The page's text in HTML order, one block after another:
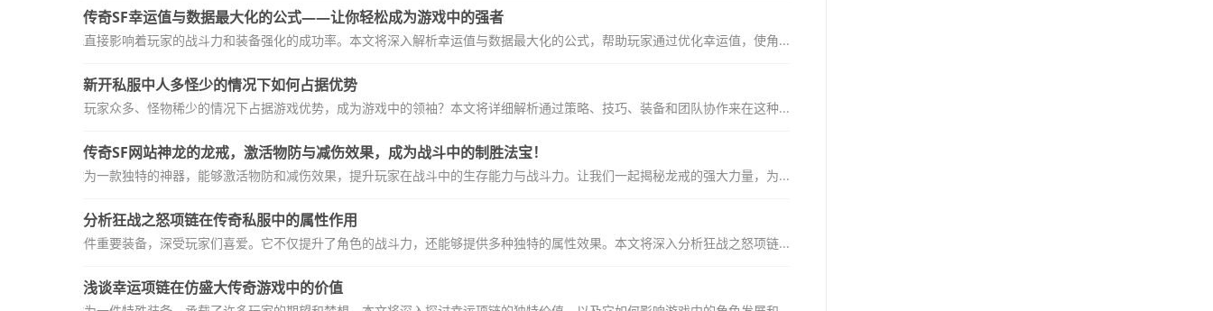
传奇SF幸运值与数据最大化的公式——让你轻松成为游戏中的强者
幸运值的高低直接影响着玩家的战斗力和装备强化的成功率。本文将深入解析幸运值与数据最大化的公式，帮助玩家通过优化幸运值，使角...
新开私服中人多怪少的情况下如何占据优势
境中，如何在玩家众多、怪物稀少的情况下占据游戏优势，成为游戏中的领袖？本文将详细解析通过策略、技巧、装备和团队协作来在这种...
传奇SF网站神龙的龙戒，激活物防与减伤效果，成为战斗中的制胜法宝！
神龙的龙戒作为一款独特的神器，能够激活物防和减伤效果，提升玩家在战斗中的生存能力与战斗力。让我们一起揭秘龙戒的强大力量，为...
分析狂战之怒项链在传奇私服中的属性作用
奇私服中的一件重要装备，深受玩家们喜爱。它不仅提升了角色的战斗力，还能够提供多种独特的属性效果。本文将深入分析狂战之怒项链...
浅谈幸运项链在仿盛大传奇游戏中的价值